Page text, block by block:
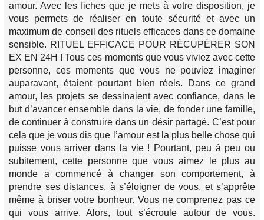
amour. Avec les fiches que je mets à votre disposition, je
vous permets de réaliser en toute sécurité et avec un
maximum de conseil des rituels efficaces dans ce domaine
sensible. RITUEL EFFICACE POUR RÉCUPÉRER SON
EX EN 24H ! Tous ces moments que vous viviez avec cette
personne, ces moments que vous ne pouviez imaginer
auparavant, étaient pourtant bien réels. Dans ce grand
amour, les projets se dessinaient avec confiance, dans le
but d’avancer ensemble dans la vie, de fonder une famille,
de continuer à construire dans un désir partagé. C’est pour
cela que je vous dis que l’amour est la plus belle chose qui
puisse vous arriver dans la vie ! Pourtant, peu à peu ou
subitement, cette personne que vous aimez le plus au
monde a commencé à changer son comportement, à
prendre ses distances, à s’éloigner de vous, et s’apprête
même à briser votre bonheur. Vous ne comprenez pas ce
qui vous arrive. Alors, tout s’écroule autour de vous.